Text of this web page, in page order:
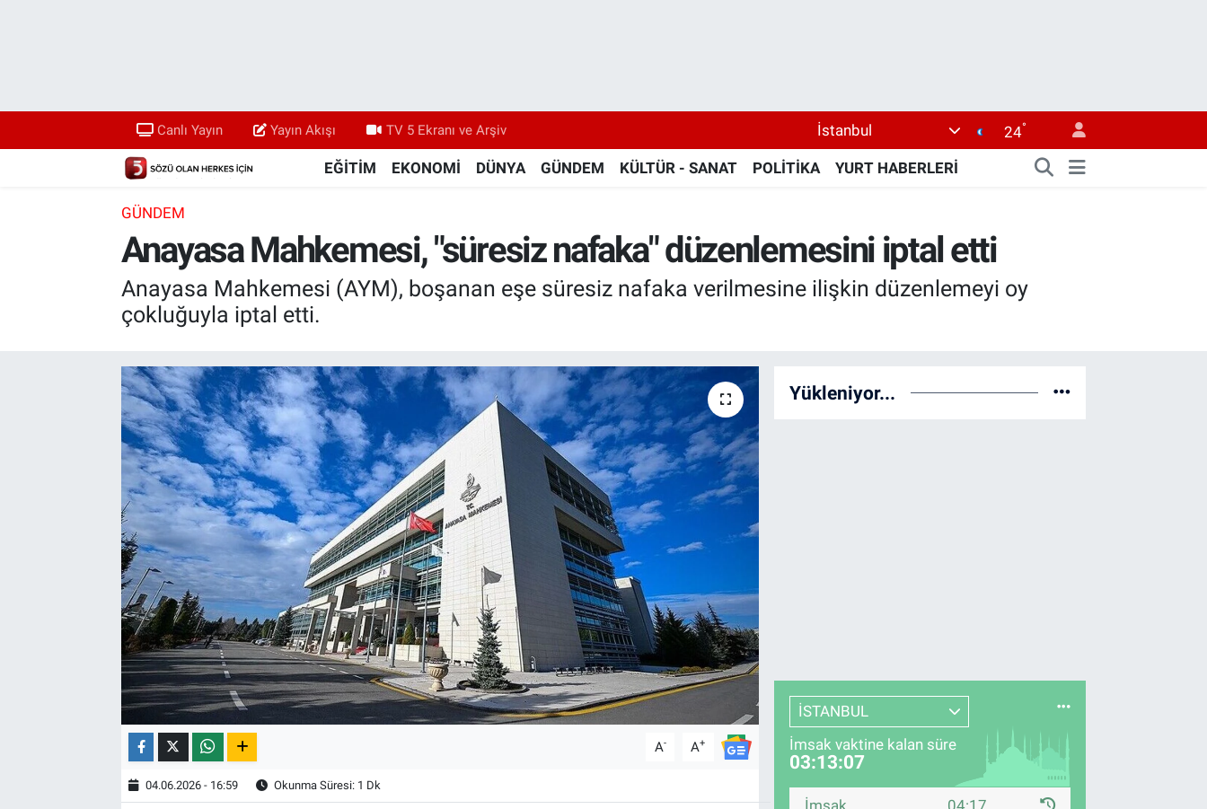
Canlı Yayın Yayın Akışı TV 5 Ekranı ve Arşiv İstanbul 24°
EĞİTİM EKONOMİ DÜNYA GÜNDEM KÜLTÜR - SANAT POLİTİKA YURT HABERLERİ
GÜNDEM
Anayasa Mahkemesi, "süresiz nafaka" düzenlemesini iptal etti
Anayasa Mahkemesi (AYM), boşanan eşe süresiz nafaka verilmesine ilişkin düzenlemeyi oy
çokluğuyla iptal etti.
A- A+
04.06.2026 - 16:59 Okunma Süresi: 1 Dk
Yükleniyor...
İSTANBUL
İmsak vaktine kalan süre
03:13:06
Yayın Akışı
TV 5 Ekranı ve Arşiv